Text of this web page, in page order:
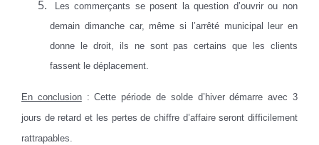
Les commerçants se posent la question d’ouvrir ou non
demain dimanche car, même si l’arrêté municipal leur en
donne le droit, ils ne sont pas certains que les clients
fassent le déplacement.
En conclusion: Cette période de solde d’hiver démarre avec 3
jours de retard et les pertes de chiffre d’affaire seront difficilement
rattrapables.